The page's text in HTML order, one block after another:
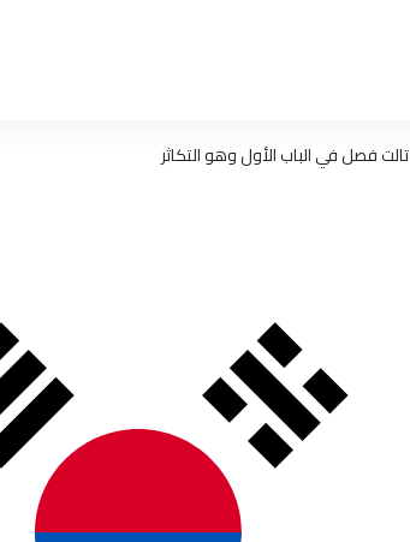
تالت فصل في الباب الأول وهو التكاثر